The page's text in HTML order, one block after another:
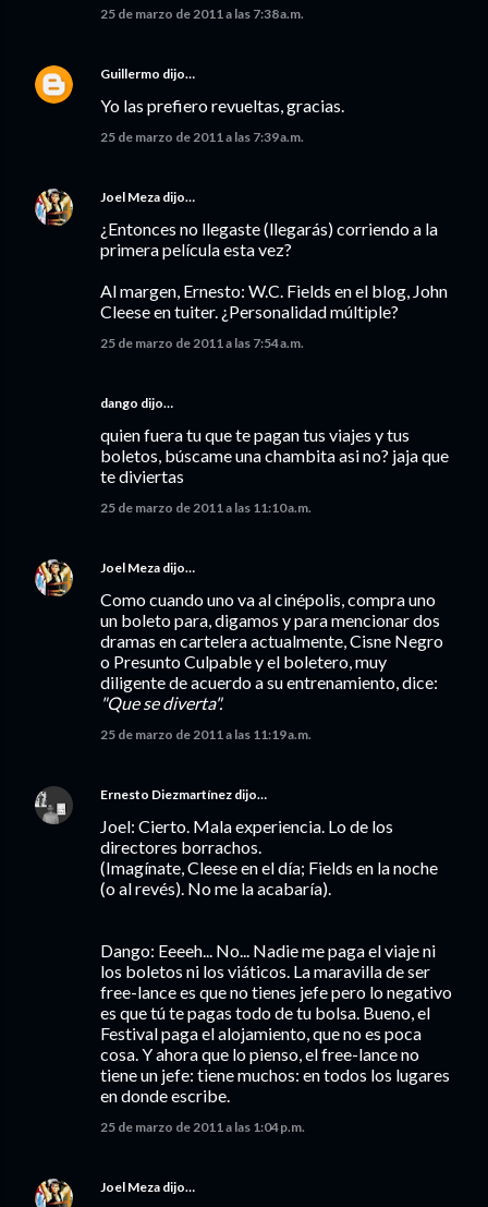
25 de marzo de 2011 a las 7:38 a.m.
Guillermo dijo…
Yo las prefiero revueltas, gracias.
25 de marzo de 2011 a las 7:39 a.m.
Joel Meza dijo…
¿Entonces no llegaste (llegarás) corriendo a la
primera película esta vez?
Al margen, Ernesto: W.C. Fields en el blog, John
Cleese en tuiter. ¿Personalidad múltiple?
25 de marzo de 2011 a las 7:54 a.m.
dango dijo…
quien fuera tu que te pagan tus viajes y tus
boletos, búscame una chambita asi no? jaja que
te diviertas
25 de marzo de 2011 a las 11:10 a.m.
Joel Meza dijo…
Como cuando uno va al cinépolis, compra uno
un boleto para, digamos y para mencionar dos
dramas en cartelera actualmente, Cisne Negro
o Presunto Culpable y el boletero, muy
diligente de acuerdo a su entrenamiento, dice:
"Que se diverta".
25 de marzo de 2011 a las 11:19 a.m.
Ernesto Diezmartínez dijo…
Joel: Cierto. Mala experiencia. Lo de los
directores borrachos.
(Imagínate, Cleese en el día; Fields en la noche
(o al revés). No me la acabaría).
Dango: Eeeeh... No... Nadie me paga el viaje ni
los boletos ni los viáticos. La maravilla de ser
free-lance es que no tienes jefe pero lo negativo
es que tú te pagas todo de tu bolsa. Bueno, el
Festival paga el alojamiento, que no es poca
cosa. Y ahora que lo pienso, el free-lance no
tiene un jefe: tiene muchos: en todos los lugares
en donde escribe.
25 de marzo de 2011 a las 1:04 p.m.
Joel Meza dijo…